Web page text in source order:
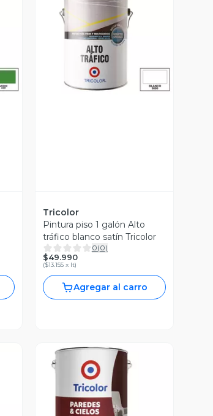
Vista Previa
Tricolor
Pintura piso 1 galón Alto
tráfico blanco satín Tricolor
0(0)
$49.990
($13.155 x lt)
Agregar al carro
Vista Previa